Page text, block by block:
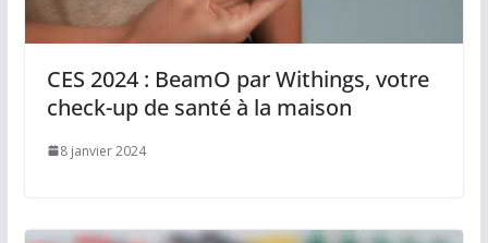
CES 2024 : BeamO par Withings, votre
check-up de santé à la maison
8 janvier 2024